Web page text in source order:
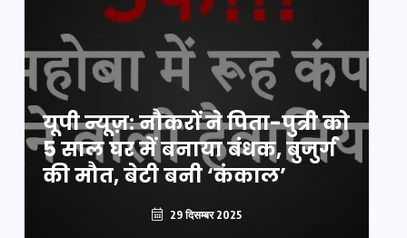
यूपी न्यूज़: नौकरों ने पिता-पुत्री को
5 साल घर में बनाया बंधक, बुजुर्ग
की मौत, बेटी बनी ‘कंकाल’
29 दिसम्बर 2025